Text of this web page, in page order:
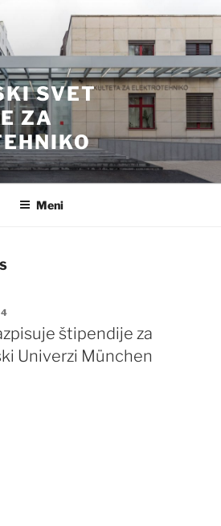
SVET
ZA
Meni
štipendije za
Univerzi München